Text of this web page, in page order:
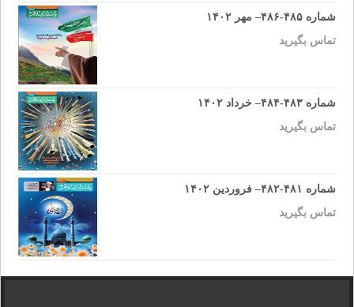
شماره ۴۸۵-۴۸۶– مهر ۱۴۰۲
تماس بگیرید
شماره ۴۸۳-۴۸۴– خرداد ۱۴۰۲
تماس بگیرید
شماره ۴۸۱-۴۸۲– فروردین ۱۴۰۲
تماس بگیرید